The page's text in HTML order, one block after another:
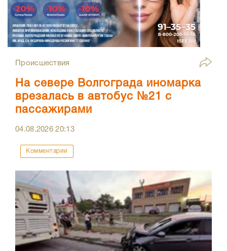
Происшествия
На севере Волгограда иномарка
врезалась в автобус №21 с
пассажирами
04.08.202620:13
Комментарии